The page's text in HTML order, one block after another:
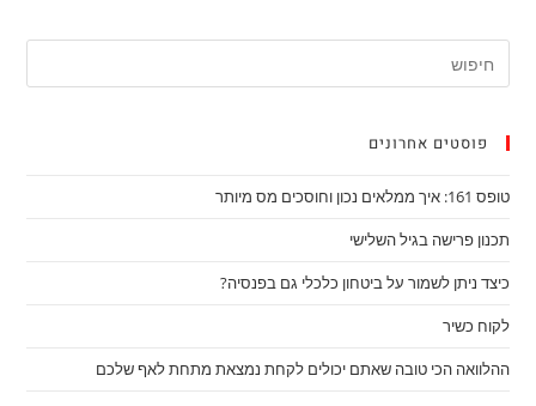
פוסטים אחרונים
טופס 161: איך ממלאים נכון וחוסכים מס מיותר
תכנון פרישה בגיל השלישי
כיצד ניתן לשמור על ביטחון כלכלי גם בפנסיה?
לקוח כשיר
ההלוואה הכי טובה שאתם יכולים לקחת נמצאת מתחת לאף שלכם